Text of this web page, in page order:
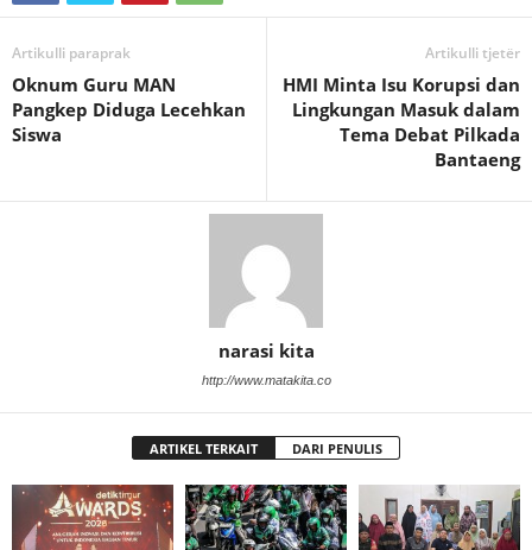
Artikulli paraprak
Oknum Guru MAN
Pangkep Diduga Lecehkan
Siswa
Artikulli tjetër
HMI Minta Isu Korupsi dan
Lingkungan Masuk dalam
Tema Debat Pilkada
Bantaeng
narasi kita
http://www.matakita.co
ARTIKEL TERKAIT DARI PENULIS